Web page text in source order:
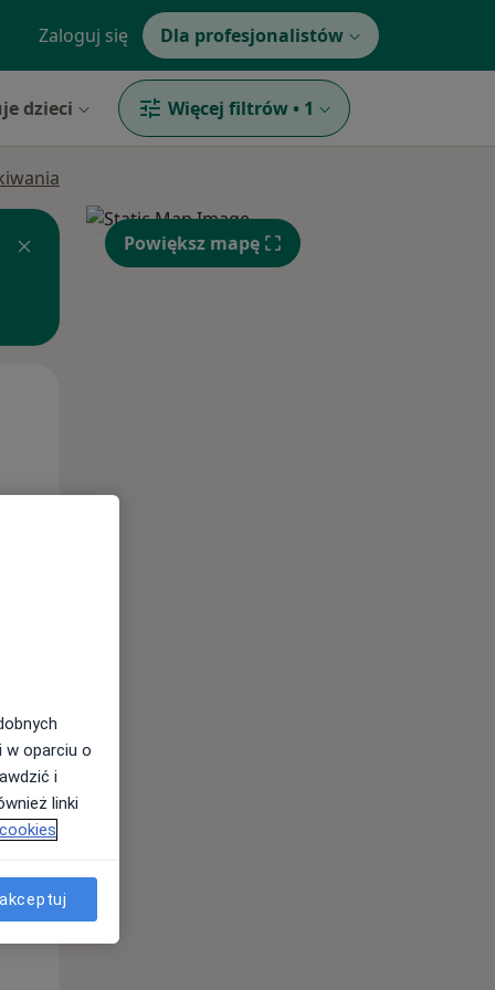
Zaloguj się Dla profesjonalistów
dzieci Więcej filtrów • 1
Wt,
11 Sie
Powiększ mapę
w oparciu o
i
linki